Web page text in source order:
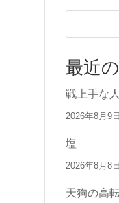
最近
戦上手な
2026年8月9日
塩
2026年8月8日
天狗の高